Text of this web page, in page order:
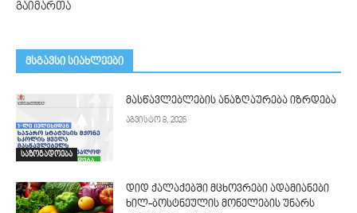
გაიმართა
მსგავსი სიახლეები
საზოგადოება
მასწავლებლების ანაზღაურება იზრდება
აგვისტო 8, 2026
დიდ ქალაქებში მცხოვრები ადამიანები
ხილ-ბოსტნეულის მონელების უნარს